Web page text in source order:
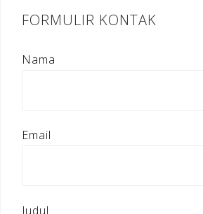
FORMULIR KONTAK
Nama
Email
Judul